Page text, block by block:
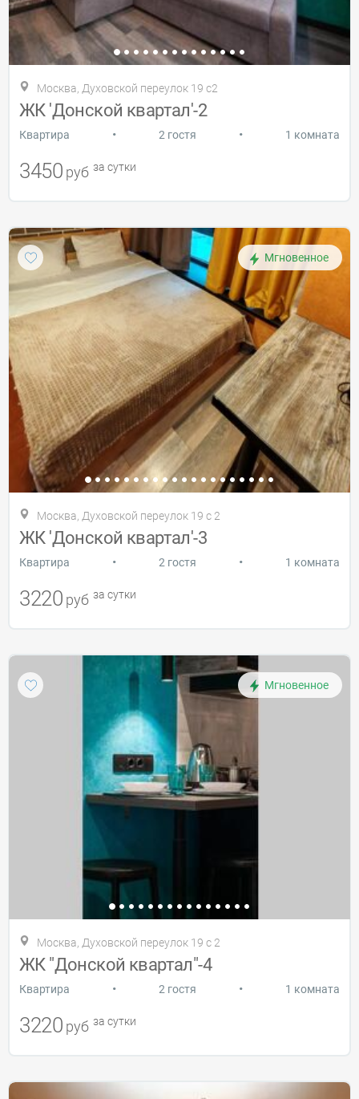
Москва, Духовской переулок 19 с2
ЖК 'Донской квартал'-2
Квартира • 2 гостя • 1 комната
3450 руб за сутки
Мгновенное
Москва, Духовской переулок 19 с 2
ЖК 'Донской квартал'-3
Квартира • 2 гостя • 1 комната
3220 руб за сутки
Мгновенное
Москва, Духовской переулок 19 с 2
ЖК "Донской квартал"-4
Квартира • 2 гостя • 1 комната
3220 руб за сутки